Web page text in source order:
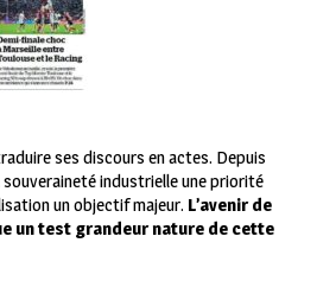
ses discours en actes. Depuis
industrielle une priorité
un objectif majeur. L’avenir de
un test grandeur nature de cette